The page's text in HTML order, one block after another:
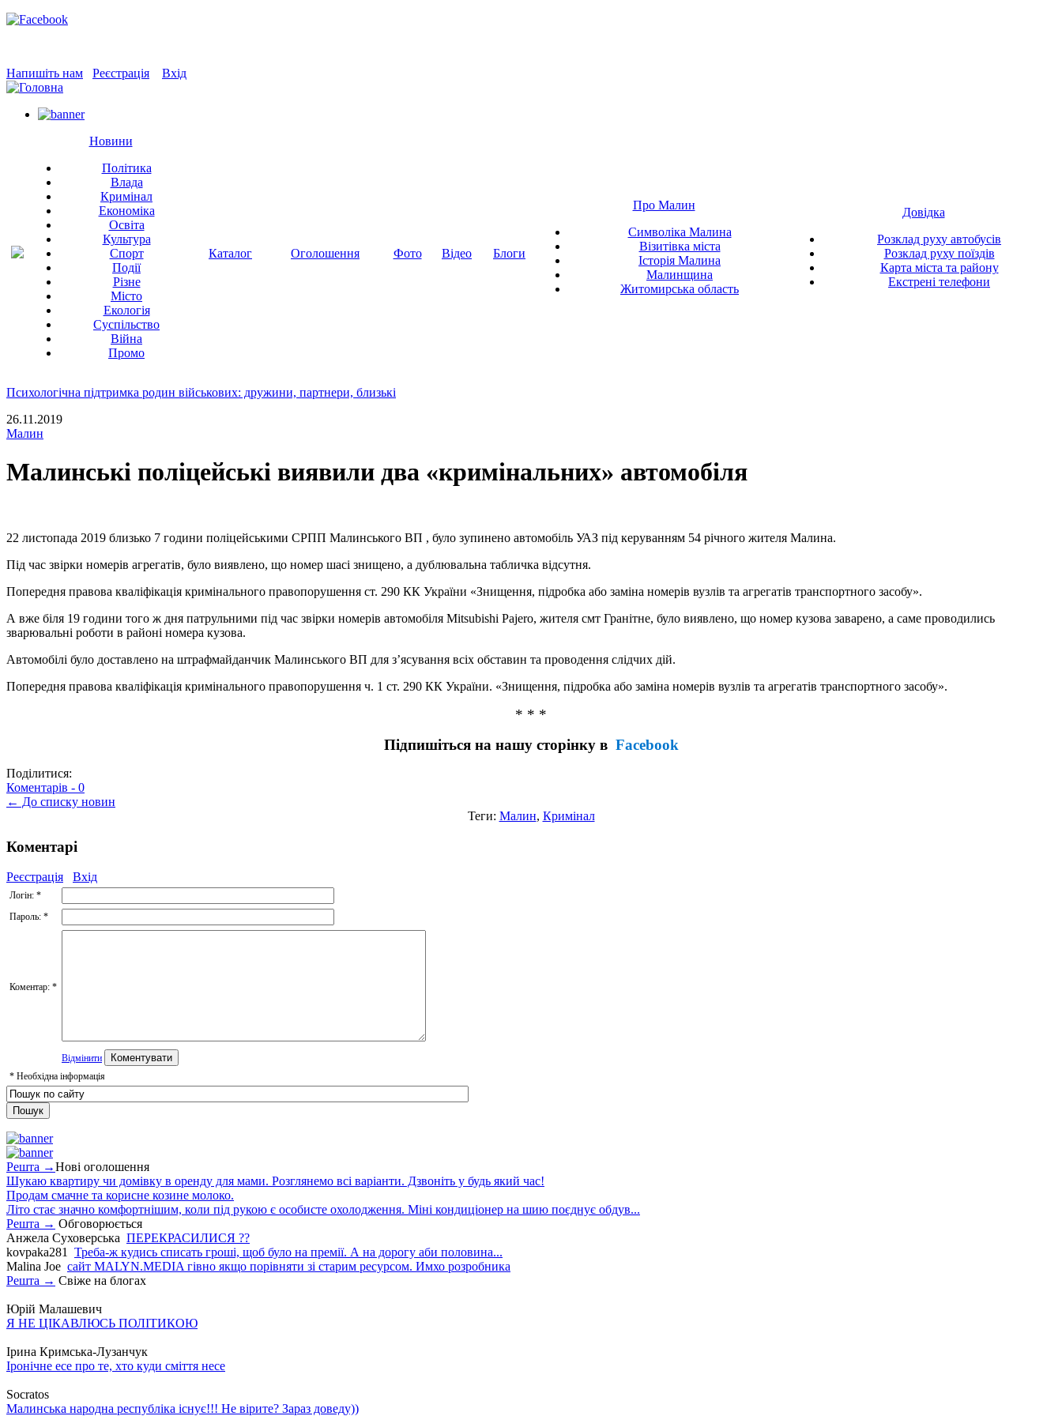
Напишіть нам Реєстрація Вхід
Новини
Політика
Влада
Кримінал
Економіка
Освіта
Культура
Спорт
Події
Різне
Місто
Екологія
Суспільство
Війна
Промо
Каталог Оголошення Фото Відео Блоги
Про Малин
Символіка Малина
Візитівка міста
Історія Малина
Малинщина
Житомирська область
Довідка
Розклад руху автобусів
Розклад руху поїздів
Карта міста та району
Екстрені телефони
Психологічна підтримка родин військових: дружини, партнери, близькі
26.11.2019
Малин
Малинські поліцейські виявили два «кримінальних» автомобіля
22 листопада 2019 близько 7 години поліцейськими СРПП Малинського ВП , було зупинено автомобіль УАЗ під керуванням 54 річного жителя Малина.
Під час звірки номерів агрегатів, було виявлено, що номер шасі знищено, а дублювальна табличка відсутня.
Попередня правова кваліфікація кримінального правопорушення ст. 290 КК України «Знищення, підробка або заміна номерів вузлів та агрегатів транспортного засобу».
А вже біля 19 години того ж дня патрульними під час звірки номерів автомобіля Mitsubishi Pajero, жителя смт Гранітне, було виявлено, що номер кузова заварено, а саме проводились
зварювальні роботи в районі номера кузова.
Автомобілі було доставлено на штрафмайданчик Малинського ВП для з’ясування всіх обставин та проводення слідчих дій.
Попередня правова кваліфікація кримінального правопорушення ч. 1 ст. 290 КК України. «Знищення, підробка або заміна номерів вузлів та агрегатів транспортного засобу».
* * *
Підпишіться на нашу сторінку в Facebook
Поділитися:
Коментарів - 0
← До списку новин
Теги: Малин, Кримінал
Коментарі
Реєстрація Вхід
Логін: *
Пароль: *
Коментар: *
Відмінити
* Необхідна інформація
Решта →Нові оголошення
Шукаю квартиру чи домівку в оренду для мами. Розглянемо всі варіанти. Дзвоніть у будь який час!
Продам смачне та корисне козине молоко.
Літо стає значно комфортнішим, коли під рукою є особисте охолодження. Міні кондиціонер на шию поєднує обдув...
Решта → Обговорюється
Анжела Суховерська ПЕРЕКРАСИЛИСЯ ??
kovpaka281
Треба-ж кудись списать гроші, щоб було на премії. А на дорогу аби половина...
Malina Joe сайт MALYN.MEDIA гiвно якщо порiвняти зi старим ресурсом. Имхо розробника
Решта → Свіже на блогах
Юрій Малашевич
Я НЕ ЦІКАВЛЮСЬ ПОЛІТИКОЮ
Ірина Кримська-Лузанчук
Іронічне есе про те, хто куди сміття несе
Socratos
Малинська народна республіка існує!!! Не вірите? Зараз доведу))